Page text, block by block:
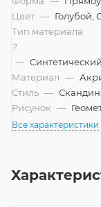
Цвет — Голубой,
Тип материала
?
— Синтетический
Материал —
Стиль —
Рисунок —
Все характеристики